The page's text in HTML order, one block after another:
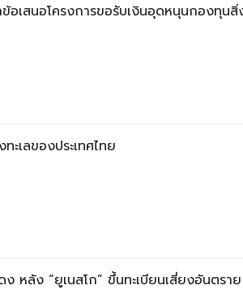
อเสนอโครงการขอรับเงินอุดหนุนกองทุน
ะเลของประเทศไทย
หลัง “ยูเนสโก” ขึ้นทะเบียนเสี่ยงอันตราย